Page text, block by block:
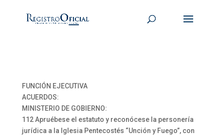
FUNCIÓN EJECUTIVA
ACUERDOS:
MINISTERIO DE GOBIERNO:
112 Apruébese el estatuto y reconócese la personería
jurídica a la Iglesia Pentecostés “Unción y Fuego”, con